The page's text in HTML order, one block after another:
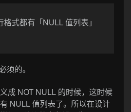
式都有「NULL 值列表」
须的。
成 NOT NULL 的时候，这时候
NULL 值列表了。所以在设计